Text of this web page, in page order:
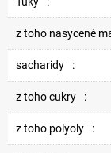
z toho nasycené
sacharidy :
z toho cukry :
z toho polyoly :